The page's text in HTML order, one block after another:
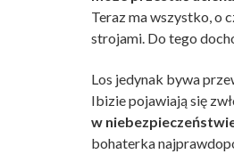
Teraz ma wszystko, o
strojami. Do tego
Los jedynak bywa
Ibizie pojawiają się
w
bohaterka